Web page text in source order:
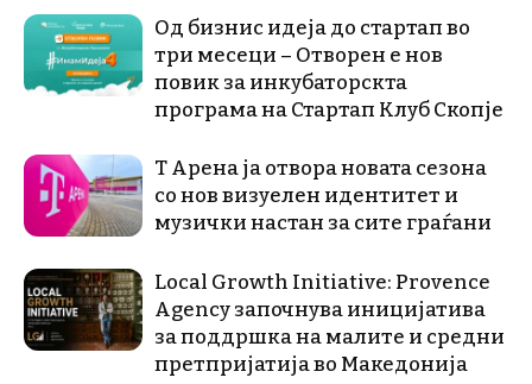
Од бизнис идеја до стартап во
три месеци – Отворен е нов
повик за инкубаторскта
програма на Стартап Клуб Скопје
Т Арена ја отвора новата сезона
со нов визуелен идентитет и
музички настан за сите граѓани
Local Growth Initiative: Provence
Agency започнува иницијатива
за поддршка на малите и средни
претпријатија во Македонија